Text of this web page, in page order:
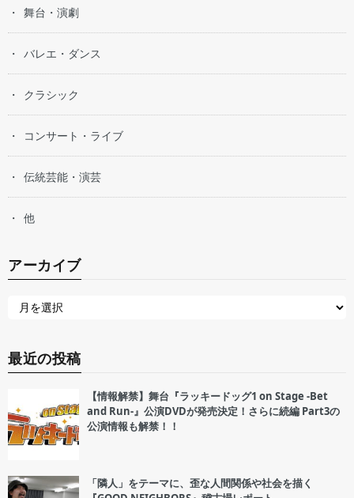
舞台・演劇
バレエ・ダンス
クラシック
コンサート・ライブ
伝統芸能・演芸
他
アーカイブ
最近の投稿
【情報解禁】舞台『ラッキードッグ1 on Stage -Bet
and Run-』公演DVDが発売決定！さらに続編 Part3の
公演情報も解禁！！
「隣人」をテーマに、歪な人間関係や社会を描く